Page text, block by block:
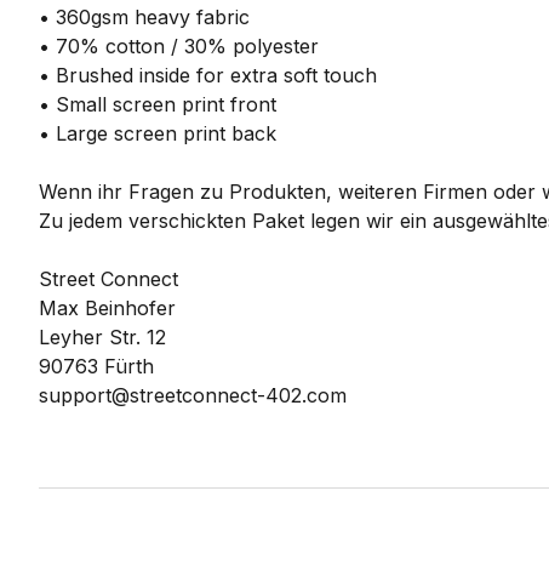
• 360gsm heavy fabric
• 70% cotton / 30% polyester
• Brushed inside for extra soft touch
• Small screen print front
• Large screen print back
Wenn ihr Fragen zu Produkten, weiteren Firmen
Zu jedem verschickten Paket legen wir ein
Street Connect
Max Beinhofer
Leyher Str. 12
90763 Fürth
support@streetconnect-402.com